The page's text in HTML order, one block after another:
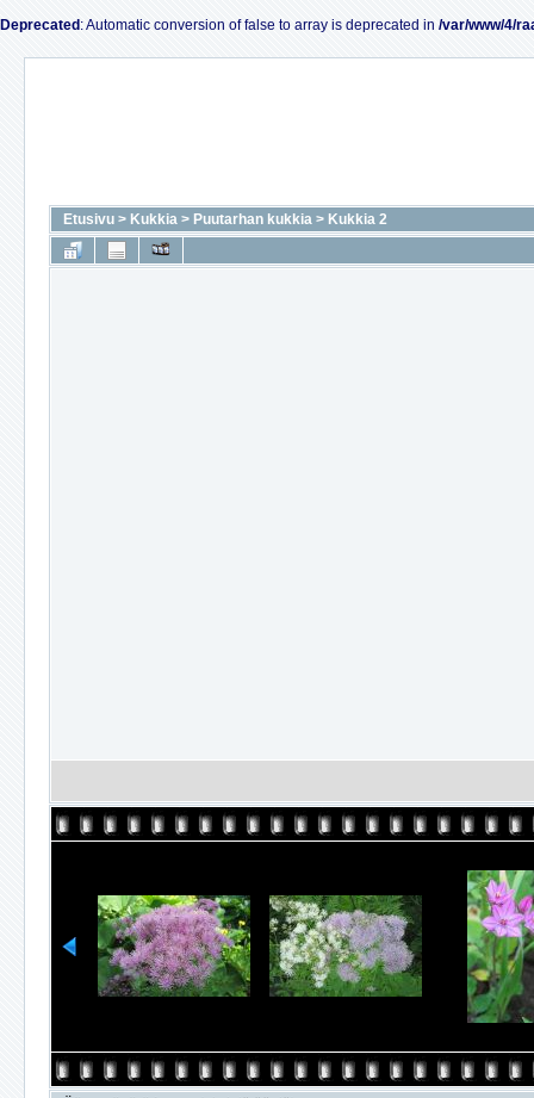
Deprecated : Automatic conversion of false to array is deprecated in /var/www/4/
Etusivu > Kukkia > Puutarhan kukkia > Kukkia 2